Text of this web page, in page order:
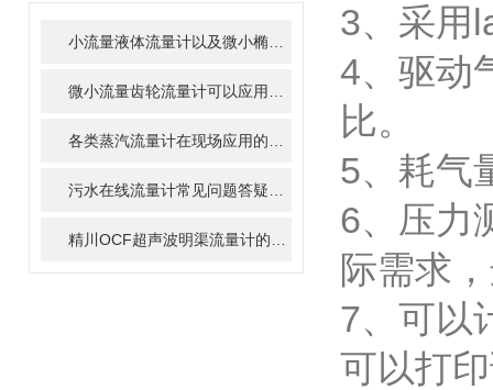
3、采用
4、驱动
比。
5、耗气
6、压力
际需求
7、可以
可以打